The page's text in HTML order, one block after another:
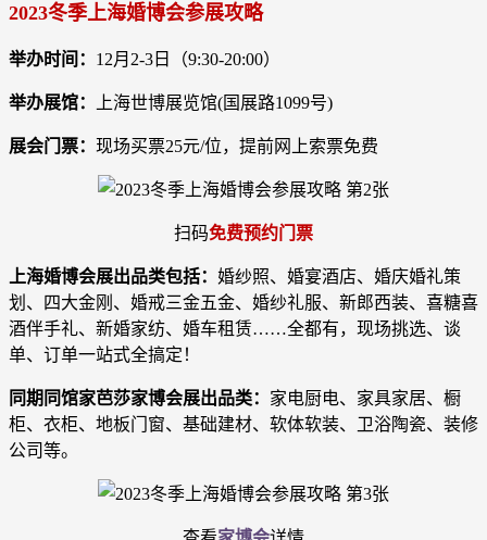
2023冬季上海婚博会参展攻略
举办时间： 12月2-3日（9:30-20:00）
举办展馆： 上海世博展览馆(国展路1099号)
展会门票： 现场买票25元/位，提前网上索票免费
扫码免费预约门票
上海婚博会展出品类包括： 婚纱照、婚宴酒店、婚庆婚礼策
划、四大金刚、婚戒三金五金、婚纱礼服、新郎西装、喜糖喜
酒伴手礼、新婚家纺、婚车租赁……全都有，现场挑选、谈
单、订单一站式全搞定！
同期同馆家芭莎家博会展出品类： 家电厨电、家具家居、橱
柜、衣柜、地板门窗、基础建材、软体软装、卫浴陶瓷、装修
公司等。